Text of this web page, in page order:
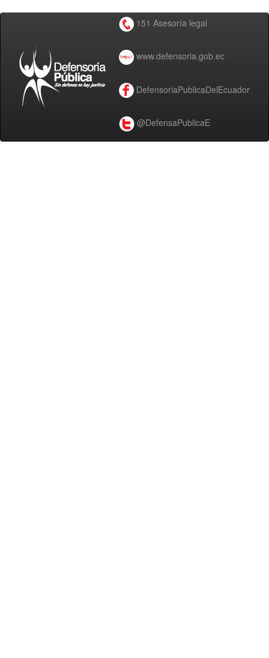
151 Asesoría legal
www.defensoria.gob.ec
DefensoriaPublicaDelEcuador
@DefensaPublicaE